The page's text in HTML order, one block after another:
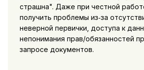
страшна". Даже при честной
получить проблемы из‑за
неверной первички, доступа к
непонимания прав/обязанностей
запросе документов.